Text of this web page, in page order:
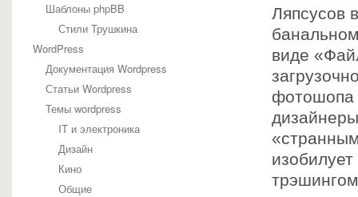
Шаблоны phpBB
Стили Трушкина
WordPress
Документация Wordpress
Статьи Wordpress
Темы wordpress
IT и электроника
Дизайн
Кино
Общие
Ляпсусов
виде
фотошопа